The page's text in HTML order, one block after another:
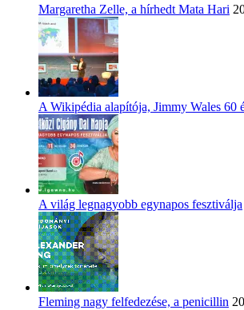
Margaretha Zelle, a hírhedt Mata Hari
A Wikipédia alapítója, Jimmy Wales 60
A világ legnagyobb egynapos fesztiválja
Fleming nagy felfedezése, a penicillin